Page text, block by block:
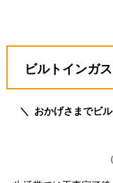
ビルトインガ
おかげさまでビ